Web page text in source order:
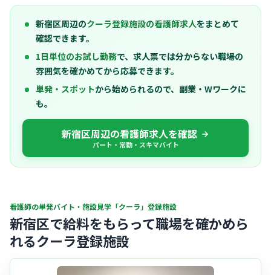
新宿区周辺のクーラ登録施設の看護師求人をまとめて
確認できます。
1日単位のお試し勤務で、求人票では分からない職場の
雰囲気を確かめてから応募できます。
単発・スポットから始められるので、副業・Wワークに
も。
新宿区周辺の看護師求人を確認
パート・常勤・スキマバイト
看護師の単発バイト・施設見学「クーラ」登録施設
新宿区で給料をもらって職場を確かめら
れるクーラ登録施設